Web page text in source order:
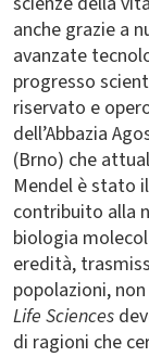
anche grazie a
avanzate
progresso
riservato e
dell’Abbazia
(Brno) che
Mendel è stato
contribuito alla
biologia
eredità,
popolazioni,
Life Sciences
di ragioni che